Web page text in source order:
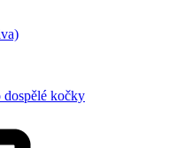
kočky